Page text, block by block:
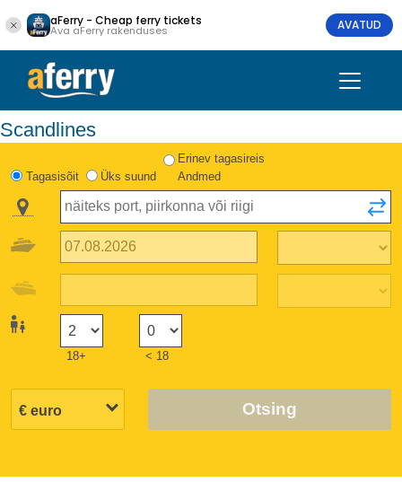
aFerry - Cheap ferry tickets
Ava aFerry rakenduses AVATUD
Scandlines
Tagasisõit Üks suund
Erinev tagasireis
Andmed
18+ < 18
Otsing